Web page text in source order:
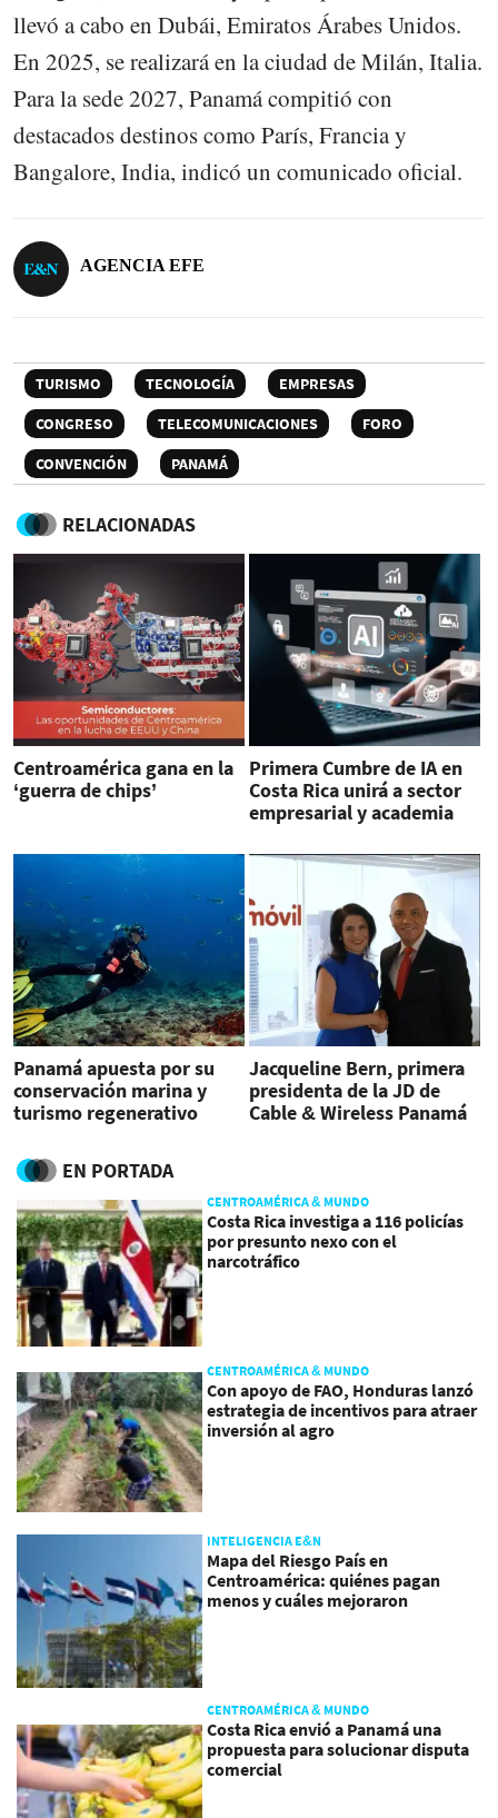
llevó a cabo en Dubái, Emiratos Árabes Unidos.
En 2025, se realizará en la ciudad de Milán, Italia.
Para la sede 2027, Panamá compitió con
destacados destinos como París, Francia y
Bangalore, India, indicó un comunicado oficial.
AGENCIA EFE
TURISMO TECNOLOGÍA
EMPRESAS
CONGRESO
TELECOMUNICACIONES
FORO
CONVENCIÓN
PANAMÁ
RELACIONADAS
Centroamérica gana en la
‘guerra de chips’
Primera Cumbre de IA en
Costa Rica unirá a sector
empresarial y academia
Panamá apuesta por su
conservación marina y
turismo regenerativo
Jacqueline Bern, primera
presidenta de la JD de
Cable & Wireless Panamá
EN PORTADA
CENTROAMÉRICA & MUNDO
Costa Rica investiga a 116 policías
por presunto nexo con el
narcotráfico
CENTROAMÉRICA & MUNDO
Con apoyo de FAO, Honduras lanzó
estrategia de incentivos para atraer
inversión al agro
INTELIGENCIA E&N
Mapa del Riesgo País en
Centroamérica: quiénes pagan
menos y cuáles mejoraron
CENTROAMÉRICA & MUNDO
Costa Rica envió a Panamá una
propuesta para solucionar disputa
comercial